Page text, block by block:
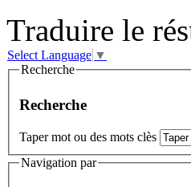
Traduire le
Select Language ▼
Recherche
Recherche
Taper mot ou des mots clès
Navigation par